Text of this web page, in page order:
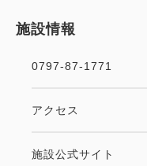
ポイント利用可
★夏のファミ
施設情報
0797-87-1771
アクセス
施設公式サイト